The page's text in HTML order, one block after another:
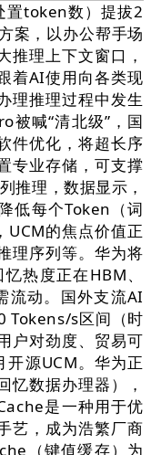
置token数）提拔2
案，以办公帮手场
推理上下文窗口，
着AI使用向各类现
理推理过程中发生
被喊“清北级”，国
件优化，将超长序
专业存储，可支撑
推理，数据显示，
低每个Token（词
UCM的焦点价值正
理序列等。华为将
热度正在HBM、
流动。国外支流AI
Tokens/s区间（时
户对劲度、贸易可
源UCM。华为正
忆数据办理器），
是一种用于优
艺，成为浩繁厂商
（键值缓存）为